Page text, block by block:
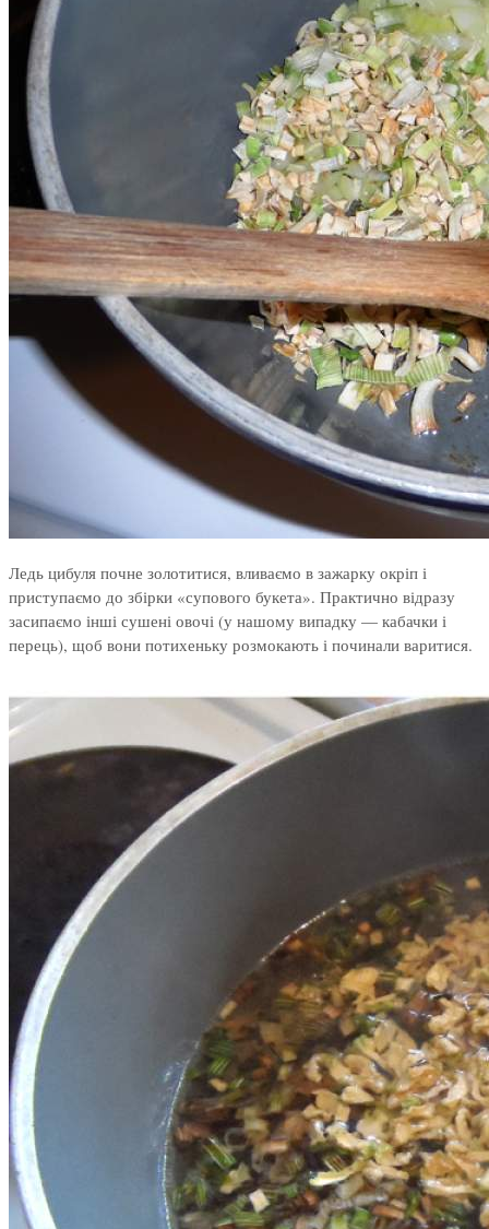
Ледь цибуля почне золотитися, вливаємо в зажарку окріп і
приступаємо до збірки «супового букета». Практично відразу
засипаємо інші сушені овочі (у нашому випадку — кабачки і
перець), щоб вони потихеньку розмокають і починали варитися.